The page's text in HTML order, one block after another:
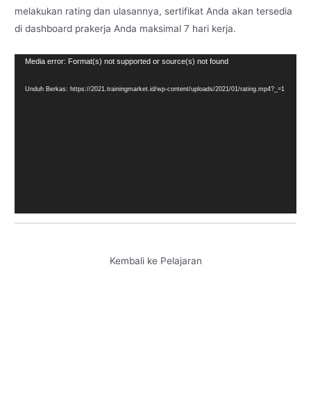
melakukan rating dan ulasannya, sertifikat Anda akan tersedia
di dashboard prakerja Anda maksimal 7 hari kerja.
Pemutar
Media error: Format(s) not supported or source(s) not found
Unduh Berkas: https://2021.trainingmarket.id/wp-content/uploads/2021/01/rating.mp4?_=1
Kembali ke Pelajaran